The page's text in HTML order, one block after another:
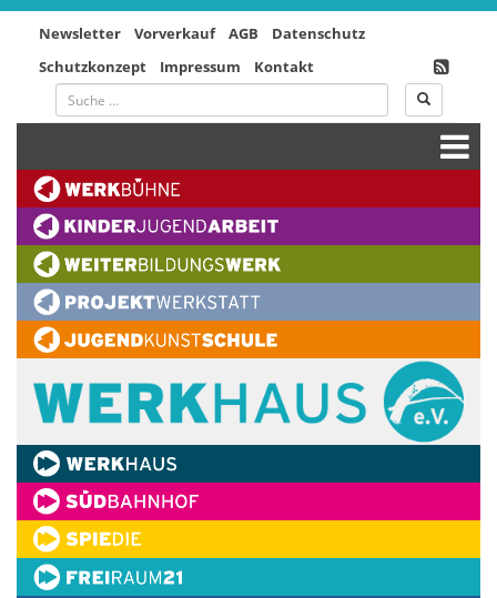
Newsletter Vorverkauf AGB
Datenschutz
Schutzkonzept
Impressum Kontakt